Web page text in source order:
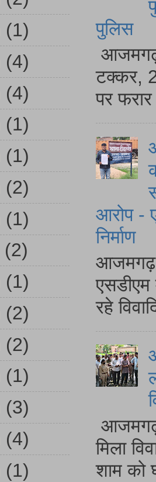
पुलिस
आजमगढ़
टक्कर,
पर
आरोप -
निर्माण
आजमगढ़
एसडीएम
रहे
आजमगढ़
मिला
शाम को
(1)
(4)
(4)
(1)
(1)
(2)
(1)
(2)
(1)
(2)
(2)
(1)
(3)
(4)
(1)